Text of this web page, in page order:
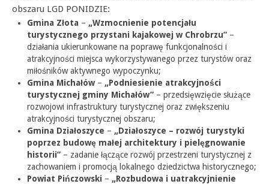
obszaru LGD PONIDZIE:
Gmina Złota – „Wzmocnienie potencjału
turystycznego przystani kajakowej w Chrobrzu” –
działania ukierunkowane na poprawę funkcjonalności i
atrakcyjności miejsca wykorzystywanego przez turystów oraz
miłośników aktywnego wypoczynku;
Gmina Michałów– „Podniesienie atrakcyjności
turystycznej gminy Michałów” – przedsięwzięcie służące
rozwojowi infrastruktury turystycznej oraz zwiększeniu
atrakcyjności turystycznej obszaru;
Gmina Działoszyce – „Działoszyce – rozwój turystyki
poprzez budowę małej architektury i pielęgnowanie
historii” – zadanie łączące rozwój przestrzeni turystycznej z
zachowaniem i promocją lokalnego dziedzictwa historycznego;
Powiat Pińczowski – „Rozbudowa i uatrakcyjnienie